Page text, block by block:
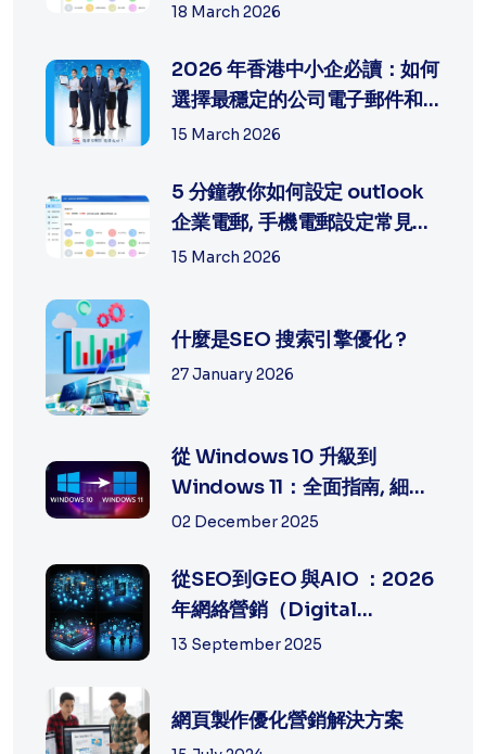
18 March 2026
2026 年香港中小企必讀：如何
選擇最穩定的公司電子郵件和
網頁製...
15 March 2026
5 分鐘教你如何設定 outlook
企業電郵, 手機電郵設定常見問
題排...
15 March 2026
什麼是SEO 搜索引擎優化 ?
27 January 2026
從 Windows 10 升級到
Windows 11：全面指南, 細節
及方法
02 December 2025
從SEO到GEO 與AIO ：2026
年網絡營銷（Digital
Marketing）的策...
13 September 2025
網頁製作優化營銷解決方案